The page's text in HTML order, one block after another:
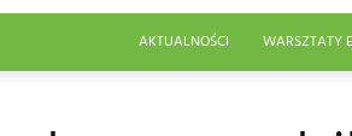
AKTUALNOŚCI WARSZTATY